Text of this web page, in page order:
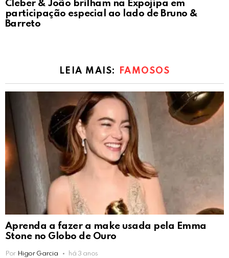
Cleber & João brilham na Expojipa em
participação especial ao lado de Bruno &
Barreto
LEIA MAIS: FAMOSOS
Aprenda a fazer a make usada pela Emma
Stone no Globo de Ouro
Por Higor Garcia há 3 anos